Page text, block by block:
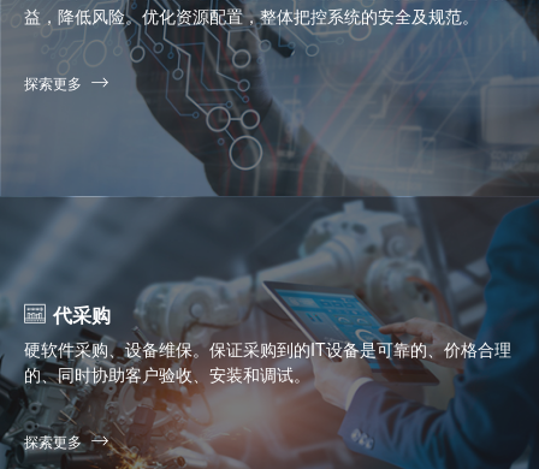
益，降低风险。优化资源配置，整体把控系统的安全及规范。
探索更多
代采购
硬软件采购、设备维保。保证采购到的IT设备是可靠的、价格合理
的、同时协助客户验收、安装和调试。
探索更多